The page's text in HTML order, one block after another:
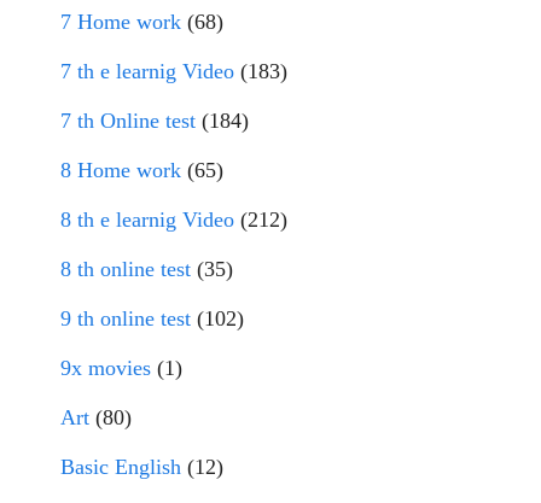
7 Home work (68)
7 th e learnig Video (183)
7 th Online test (184)
8 Home work (65)
8 th e learnig Video (212)
8 th online test (35)
9 th online test (102)
9x movies (1)
Art (80)
Basic English (12)